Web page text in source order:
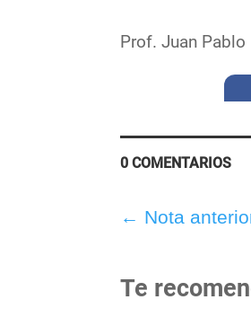
Prof. Juan
0 COMENTARIOS
← Nota
Te